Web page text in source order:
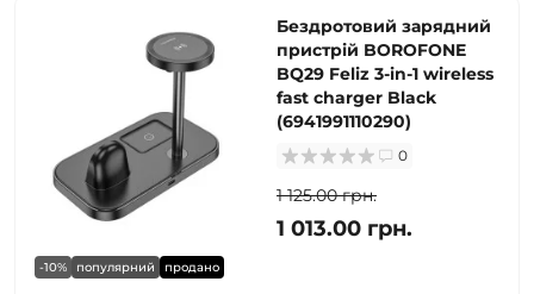
-10% популярний продано
Бездротовий зарядний
пристрій BOROFONE
BQ29 Feliz 3-in-1 wireless
fast charger Black
(6941991110290)
0
1 125.00 грн.
1 013.00 грн.